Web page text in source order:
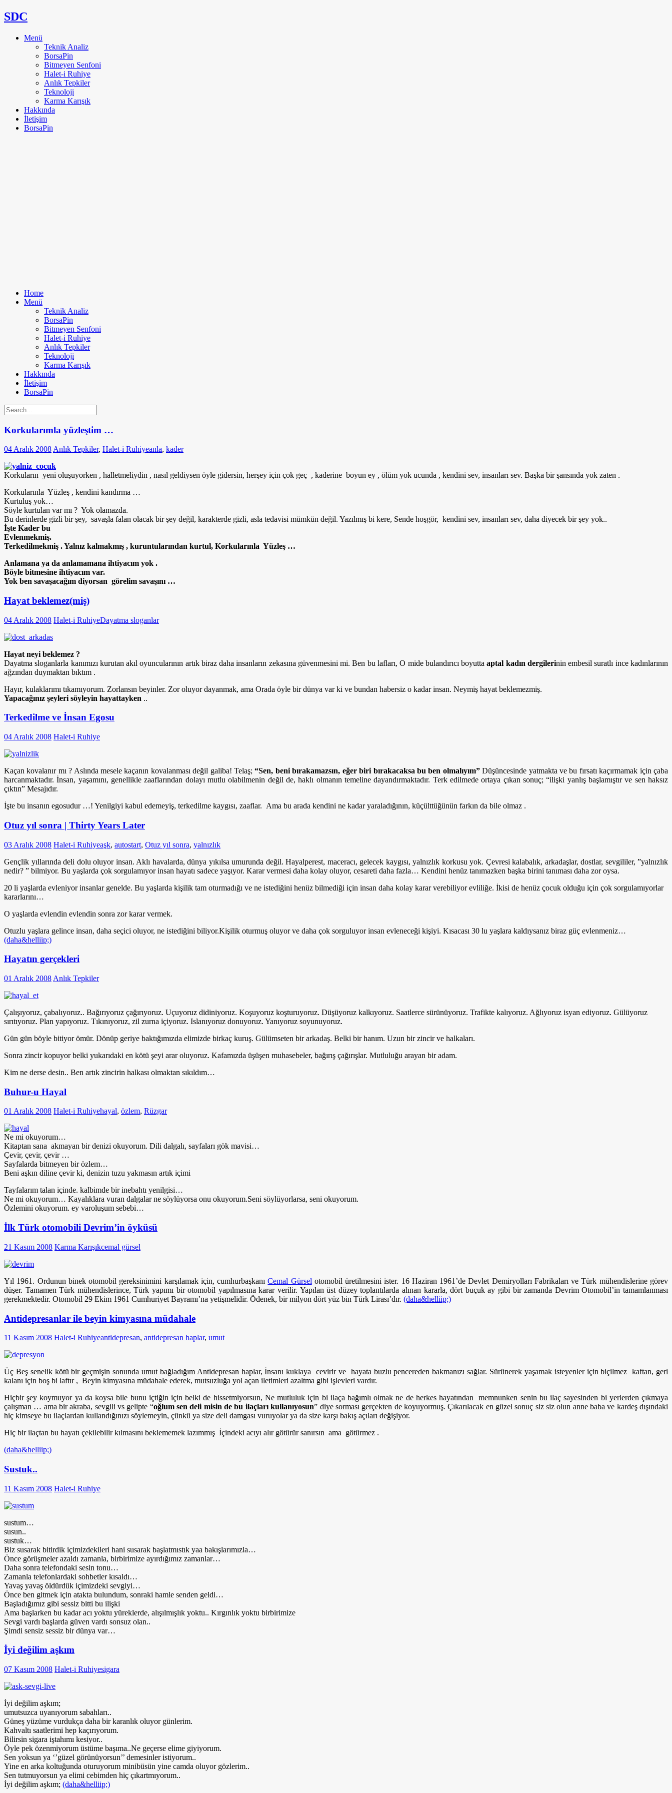
SDC
Menü
Teknik Analiz
BorsaPin
Bitmeyen Senfoni
Halet-i Ruhiye
Anlık Tepkiler
Teknoloji
Karma Karışık
Hakkında
İletişim
BorsaPin
Home
Menü
Teknik Analiz
BorsaPin
Bitmeyen Senfoni
Halet-i Ruhiye
Anlık Tepkiler
Teknoloji
Karma Karışık
Hakkında
İletişim
BorsaPin
Korkularımla yüzleştim …
04 Aralık 2008 Anlık Tepkiler, Halet-i Ruhiyeanla, kader
Korkuların yeni oluşuyorken , halletmeliydin , nasıl geldiysen öyle gidersin, herşey için çok geç , kaderine boyun ey , ölüm yok ucunda , kendini sev, insanları sev. Başka bir şansında yok zaten .
Korkularınla Yüzleş , kendini kandırma …
Kurtuluş yok…
Söyle kurtulan var mı ? Yok olamazda.
Bu derinlerde gizli bir şey, savaşla falan olacak bir şey değil, karakterde gizli, asla tedavisi mümkün değil. Yazılmış bi kere, Sende hoşgör, kendini sev, insanları sev, daha diyecek bir şey yok..
İşte Kader bu
Evlenmekmiş.
Terkedilmekmiş . Yalnız kalmakmış , kuruntularından kurtul, Korkularınla Yüzleş …
Anlamana ya da anlamamana ihtiyacım yok .
Böyle bitmesine ihtiyacım var.
Yok ben savaşacağım diyorsan görelim savaşını …
Hayat beklemez(miş)
04 Aralık 2008 Halet-i RuhiyeDayatma sloganlar
Hayat neyi beklemez ?
Dayatma sloganlarla kanımızı kurutan akıl oyuncularının artık biraz daha insanların zekasına güvenmesini mi. Ben bu lafları, O mide bulandırıcı boyuttaaptal kadın dergilerinin embesil suratlı ince kadınlarının
ağzından duymaktan bıktım .
Hayır, kulaklarımı tıkamıyorum. Zorlansın beyinler. Zor oluyor dayanmak, ama Orada öyle bir dünya var ki ve bundan habersiz o kadar insan. Neymiş hayat beklemezmiş.
Yapacağınız şeyleri söyleyin hayattayken ..
Terkedilme ve İnsan Egosu
04 Aralık 2008 Halet-i Ruhiye
Kaçan kovalanır mı ? Aslında mesele kaçanın kovalanması değil galiba! Telaş;“Sen, beni bırakamazsın, eğer biri bırakacaksa bu ben olmalıyım”Düşüncesinde yatmakta ve bu fırsatı kaçırmamak için çaba
harcanmaktadır. İnsan, yaşamını, genellikle zaaflarından dolayı mutlu olabilmenin değil de, haklı olmanın temeline dayandırmaktadır. Terk edilmede ortaya çıkan sonuç; “ilişki yanlış başlamıştır ve sen haksız
çıktın” Mesajıdır.
İşte bu insanın egosudur …! Yenilgiyi kabul edemeyiş, terkedilme kaygısı, zaaflar. Ama bu arada kendini ne kadar yaraladığının, küçülttüğünün farkın da bile olmaz .
Otuz yıl sonra | Thirty Years Later
03 Aralık 2008 Halet-i Ruhiyeaşk, autostart, Otuz yıl sonra, yalnızlık
Gençlik yıllarında deli dolu oluyor insan. Aklı havalarda, dünya yıkılsa umurunda değil. Hayalperest, maceracı, gelecek kaygısı, yalnızlık korkusu yok. Çevresi kalabalık, arkadaşlar, dostlar, sevgililer, ”yalnızlık
nedir? ” bilmiyor. Bu yaşlarda çok sorgulamıyor insan hayatı sadece yaşıyor. Karar vermesi daha kolay oluyor, cesareti daha fazla… Kendini henüz tanımazken başka birini tanıması daha zor oysa.
20 li yaşlarda evleniyor insanlar genelde. Bu yaşlarda kişilik tam oturmadığı ve ne istediğini henüz bilmediği için insan daha kolay karar verebiliyor evliliğe. İkisi de henüz çocuk olduğu için çok sorgulamıyorlar
kararlarını…
O yaşlarda evlendin evlendin sonra zor karar vermek.
Otuzlu yaşlara gelince insan, daha seçici oluyor, ne istediğini biliyor.Kişilik oturmuş oluyor ve daha çok sorguluyor insan evleneceği kişiyi. Kısacası 30 lu yaşlara kaldıysanız biraz güç evlenmeniz…
(daha&helliip;)
Hayatın gerçekleri
01 Aralık 2008 Anlık Tepkiler
Çalışıyoruz, çabalıyoruz.. Bağırıyoruz çağırıyoruz. Uçuyoruz didiniyoruz. Koşuyoruz koşturuyoruz. Düşüyoruz kalkıyoruz. Saatlerce sürünüyoruz. Trafikte kalıyoruz. Ağlıyoruz isyan ediyoruz. Gülüyoruz
sırıtıyoruz. Plan yapıyoruz. Tıkınıyoruz, zil zurna içiyoruz. Islanıyoruz donuyoruz. Yanıyoruz soyunuyoruz.
Gün gün böyle bitiyor ömür. Dönüp geriye baktığımızda elimizde birkaç kuruş. Gülümseten bir arkadaş. Belki bir hanım. Uzun bir zincir ve halkaları.
Sonra zincir kopuyor belki yukarıdaki en kötü şeyi arar oluyoruz. Kafamızda üşüşen muhasebeler, bağırış çağırışlar. Mutluluğu arayan bir adam.
Kim ne derse desin.. Ben artık zincirin halkası olmaktan sıkıldım…
Buhur-u Hayal
01 Aralık 2008 Halet-i Ruhiyehayal, özlem, Rüzgar
Ne mi okuyorum…
Kitaptan sana akmayan bir denizi okuyorum. Dili dalgalı, sayfaları gök mavisi…
Çevir, çevir, çevir …
Sayfalarda bitmeyen bir özlem…
Beni aşkın diline çevir ki, denizin tuzu yakmasın artık içimi
Tayfalarım talan içinde. kalbimde bir inebahtı yenilgisi…
Ne mi okuyorum… Kayalıklara vuran dalgalar ne söylüyorsa onu okuyorum.Seni söylüyorlarsa, seni okuyorum.
Özlemini okuyorum. ey varoluşum sebebi…
İlk Türk otomobili Devrim’in öyküsü
21 Kasım 2008 Karma Karışıkcemal gürsel
Yıl 1961. Ordunun binek otomobil gereksinimini karşılamak için, cumhurbaşkanıCemal Gürsel otomobil üretilmesini ister. 16 Haziran 1961’de Devlet Demiryolları Fabrikaları ve Türk mühendislerine görev
düşer. Tamamen Türk mühendislerince, Türk yapımı bir otomobil yapılmasına karar verilir. Yapılan üst düzey toplantılarda alınan kararla, dört buçuk ay gibi bir zamanda Devrim Otomobil’in tamamlanması
gerekmektedir. Otomobil 29 Ekim 1961 Cumhuriyet Bayramı’na yetişmelidir. Ödenek, bir milyon dört yüz bin Türk Lirası’dır. (daha&helliip;)
Antidepresanlar ile beyin kimyasına müdahale
11 Kasım 2008 Halet-i Ruhiyeantidepresan, antidepresan haplar, umut
Üç Beş senelik kötü bir geçmişin sonunda umut bağladığım Antidepresan haplar, İnsanı kuklaya cevirir ve hayata buzlu pencereden bakmanızı sağlar. Sürünerek yaşamak isteyenler için biçilmez kaftan, geri
kalanı için boş bi laftır , Beyin kimyasına müdahale ederek, mutsuzluğa yol açan iletimleri azaltma gibi işlevleri vardır.
Hiçbir şey koymuyor ya da koysa bile bunu içtiğin için belki de hissetmiyorsun, Ne mutluluk için bi ilaça bağımlı olmak ne de herkes hayatından memnunken senin bu ilaç sayesinden bi yerlerden çıkmaya
çalışman … ama bir akraba, sevgili vs gelipte “oğlum sen deli misin de bu ilaçları kullanıyosun” diye sorması gerçekten de koyuyormuş. Çıkarılacak en güzel sonuç siz siz olun anne baba ve kardeş dışındaki
hiç kimseye bu ilaçlardan kullandığınızı söylemeyin, çünkü ya size deli damgası vuruyolar ya da size karşı bakış açıları değişiyor.
Hiç bir ilaçtan bu hayatı çekilebilir kılmasını beklememek lazımmış İçindeki acıyı alır götürür sanırsın ama götürmez .
(daha&helliip;)
Sustuk..
11 Kasım 2008 Halet-i Ruhiye
sustum…
susun..
sustuk…
Biz susarak bitirdik içimizdekileri hani susarak başlatmıstık yaa bakışlarımızla…
Önce görüşmeler azaldı zamanla, birbirimize ayırdığımız zamanlar…
Daha sonra telefondaki sesin tonu…
Zamanla telefonlardaki sohbetler kısaldı…
Yavaş yavaş öldürdük içimizdeki sevgiyi…
Önce ben gitmek için atakta bulundum, sonraki hamle senden geldi…
Başladığımız gibi sessiz bitti bu ilişki
Ama başlarken bu kadar acı yoktu yüreklerde, alışılmışlık yoktu.. Kırgınlık yoktu birbirimize
Sevgi vardı başlarda güven vardı sonsuz olan..
Şimdi sensiz sessiz bir dünya var…
İyi değilim aşkım
07 Kasım 2008 Halet-i Ruhiyesigara
İyi değilim aşkım;
umutsuzca uyanıyorum sabahları..
Güneş yüzüme vurdukça daha bir karanlık oluyor günlerim.
Kahvaltı saatlerimi hep kaçırıyorum.
Bilirsin sigara iştahımı kesiyor..
Öyle pek özenmiyorum üstüme başıma..Ne geçerse elime giyiyorum.
Sen yoksun ya ‘’güzel görünüyorsun’’ demesinler istiyorum..
Yine en arka koltuğunda oturuyorum minibüsün yine camda oluyor gözlerim..
Sen tutmuyorsun ya elimi cebimden hiç çıkartmıyorum..
İyi değilim aşkım; (daha&helliip;)